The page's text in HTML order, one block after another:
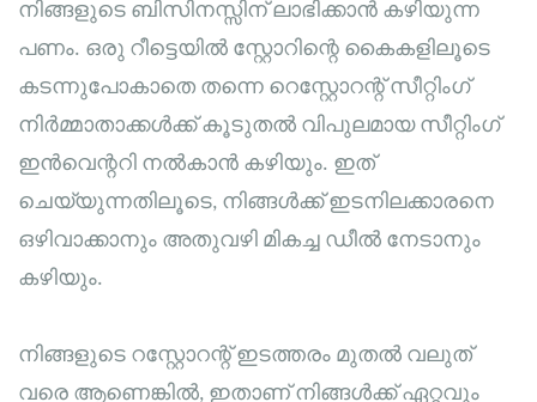
നിങ്ങളുടെ ബിസിനസ്സിന് ലാഭിക്കാൻ കഴിയുന്ന
പണം. ഒരു റീട്ടെയിൽ സ്റ്റോറിന്റെ കൈകളിലൂടെ
കടന്നുപോകാതെ തന്നെ റെസ്റ്റോറന്റ് സീറ്റിംഗ്
നിർമ്മാതാക്കൾക്ക് കൂടുതൽ വിപുലമായ സീറ്റിംഗ്
ഇൻവെന്ററി നൽകാൻ കഴിയും. ഇത്
ചെയ്യുന്നതിലൂടെ, നിങ്ങൾക്ക് ഇടനിലക്കാരനെ
ഒഴിവാക്കാനും അതുവഴി മികച്ച ഡീൽ നേടാനും
കഴിയും.
നിങ്ങളുടെ റസ്റ്റോറന്റ് ഇടത്തരം മുതൽ വലുത്
വരെ ആണെങ്കിൽ, ഇതാണ് നിങ്ങൾക്ക് ഏറ്റവും